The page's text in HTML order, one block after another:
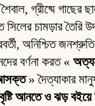
গ্রীষ্মে গাছের
সিলের চামড়ার তৈরি
অনিশ্চিত
বর্ণনা করত «
» দৈত্যাকার
বৃষ্টি আনতে ও ঝড় বইয়ে